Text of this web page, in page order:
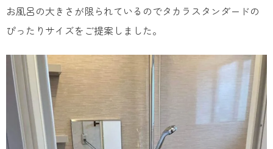
お風呂の大きさが限られているのでタカラスタンダードの
ぴったりサイズをご提案しました。